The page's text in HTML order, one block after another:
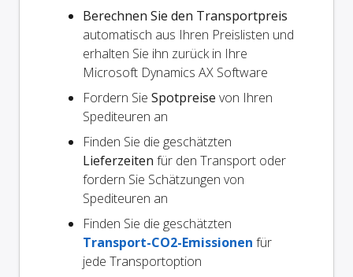
Berechnen Sie den Transportpreis
automatisch aus Ihren Preislisten und
erhalten Sie ihn zurück in Ihre
Microsoft Dynamics AX Software
Fordern Sie Spotpreise von Ihren
Spediteuren an
Finden Sie die geschätzten
Lieferzeiten für den Transport oder
fordern Sie Schätzungen von
Spediteuren an
Finden Sie die geschätzten
Transport-CO2-Emissionen für
jede Transportoption